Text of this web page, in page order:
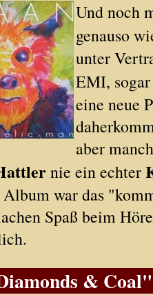
Und noch
genauso
unter
EMI,
eine neue
aber
nie ein echter
Album war das
Spaß beim
&